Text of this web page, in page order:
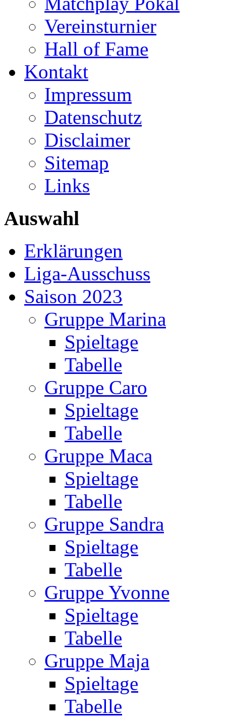
Vereinsturnier
Hall of Fame
Kontakt
Impressum
Datenschutz
Disclaimer
Sitemap
Links
Auswahl
Erklärungen
Liga-Ausschuss
Saison 2023
Gruppe Marina
Spieltage
Tabelle
Gruppe Caro
Spieltage
Tabelle
Gruppe Maca
Spieltage
Tabelle
Gruppe Sandra
Spieltage
Tabelle
Gruppe Yvonne
Spieltage
Tabelle
Gruppe Maja
Spieltage
Tabelle